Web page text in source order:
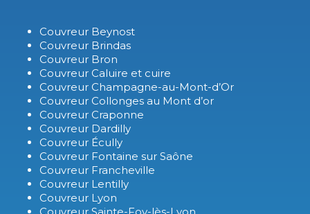
Couvreur Beynost
Couvreur Brindas
Couvreur Bron
Couvreur Caluire et cuire
Couvreur Champagne-au-Mont-d’Or
Couvreur Collonges au Mont d’or
Couvreur Craponne
Couvreur Dardilly
Couvreur Écully
Couvreur Fontaine sur Saône
Couvreur Francheville
Couvreur Lentilly
Couvreur Lyon